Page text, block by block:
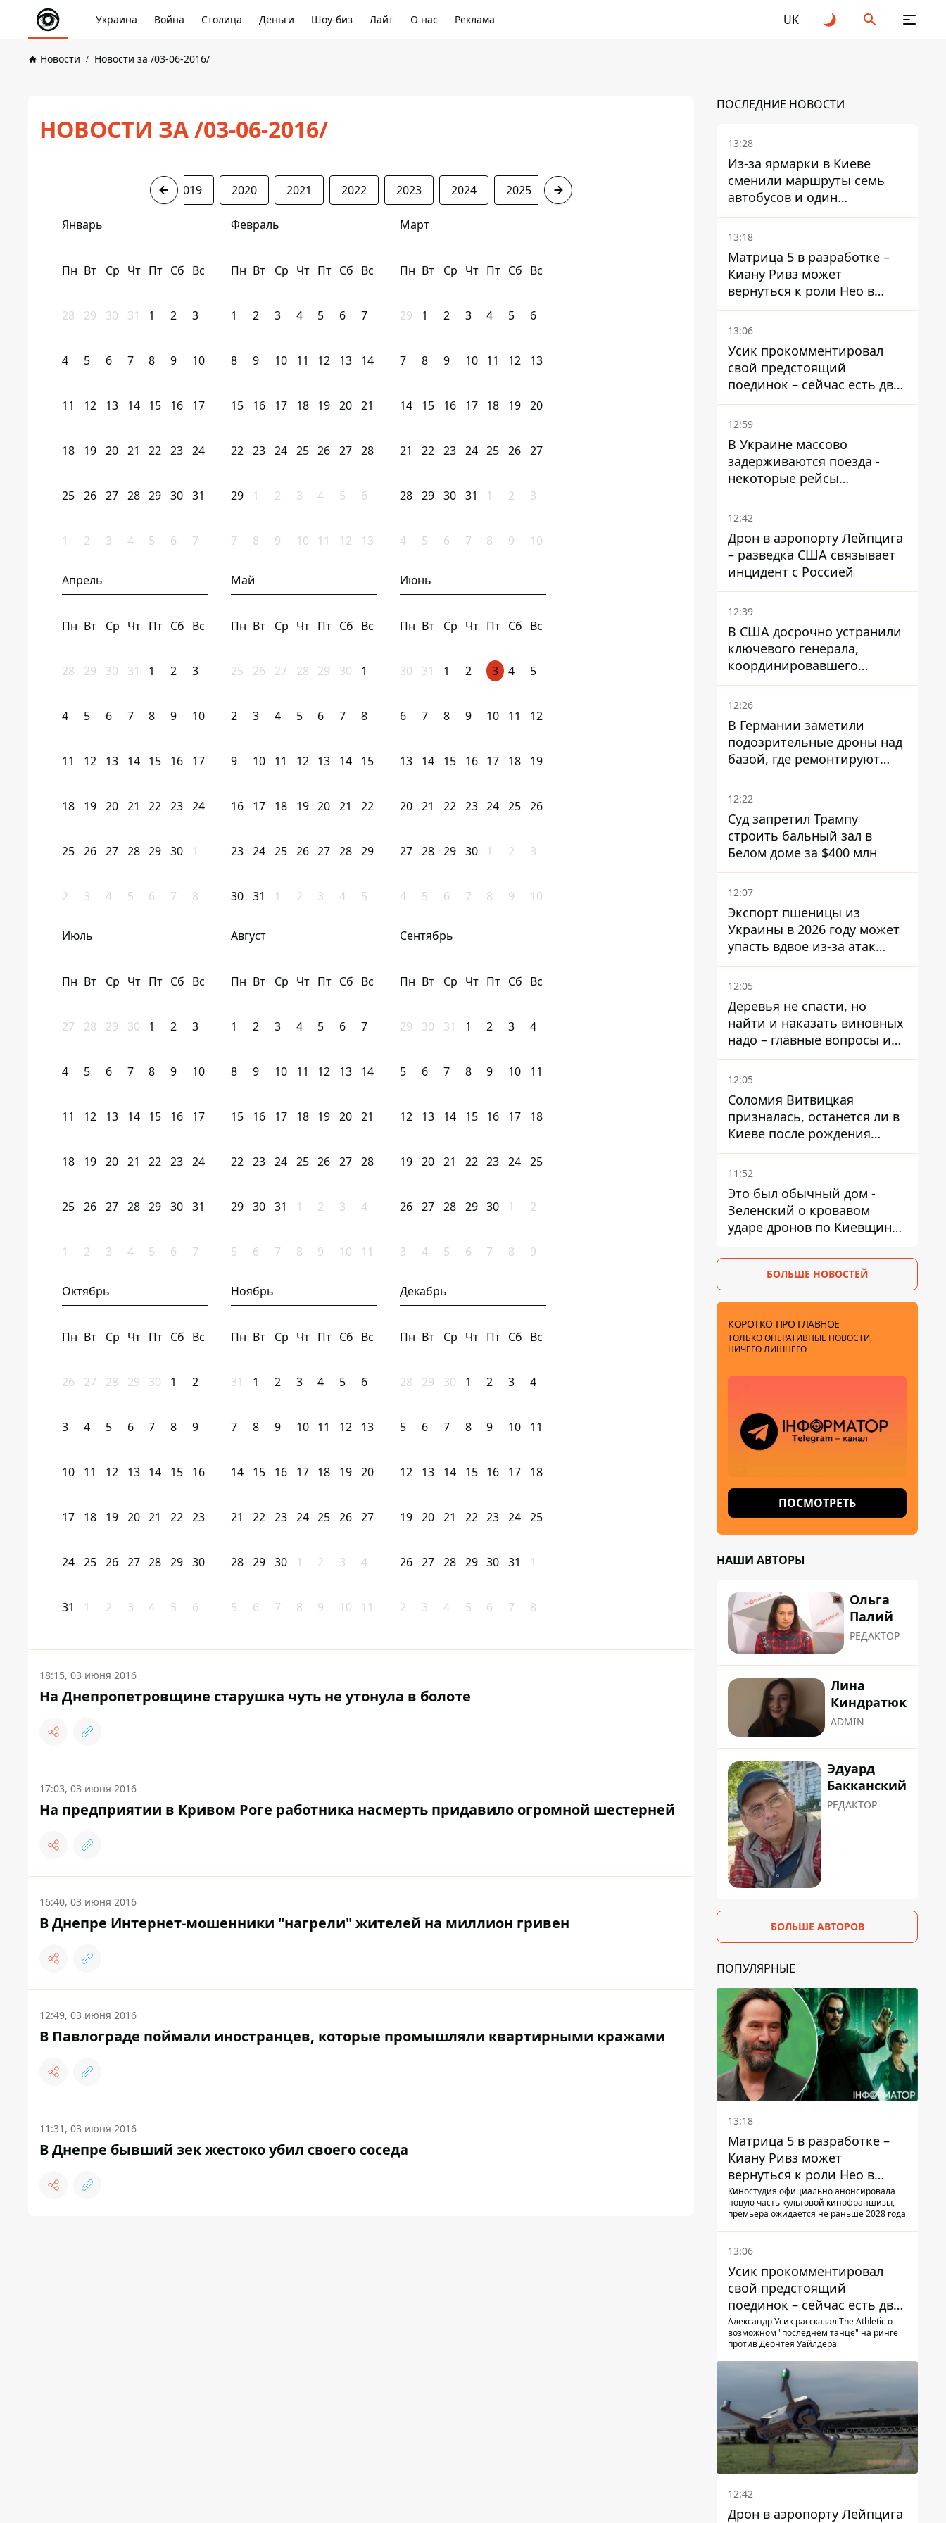
Украина Война Столица Деньги Шоу-биз Лайт О нас Реклама UK
Новости Новости за /03-06-2016/
НОВОСТИ ЗА /03-06-2016/
2019 2020 2021 2022 2023 2024 2025 2026
Январь
Пн Вт Ср Чт Пт Сб Вс
28 29 30 31 1 2 3
4 5 6 7 8 9 10
11 12 13 14 15 16 17
18 19 20 21 22 23 24
25 26 27 28 29 30 31
1 2 3 4 5 6 7
Февраль
Пн Вт Ср Чт Пт Сб Вс
1 2 3 4 5 6 7
8 9 10 11 12 13 14
15 16 17 18 19 20 21
22 23 24 25 26 27 28
29 1 2 3 4 5 6
7 8 9 10 11 12 13
Март
Пн Вт Ср Чт Пт Сб Вс
29 1 2 3 4 5 6
7 8 9 10 11 12 13
14 15 16 17 18 19 20
21 22 23 24 25 26 27
28 29 30 31 1 2 3
4 5 6 7 8 9 10
Апрель
Пн Вт Ср Чт Пт Сб Вс
28 29 30 31 1 2 3
4 5 6 7 8 9 10
11 12 13 14 15 16 17
18 19 20 21 22 23 24
25 26 27 28 29 30 1
2 3 4 5 6 7 8
Май
Пн Вт Ср Чт Пт Сб Вс
25 26 27 28 29 30 1
2 3 4 5 6 7 8
9 10 11 12 13 14 15
16 17 18 19 20 21 22
23 24 25 26 27 28 29
30 31 1 2 3 4 5
Июнь
Пн Вт Ср Чт Пт Сб Вс
30 31 1 2 3 4 5
6 7 8 9 10 11 12
13 14 15 16 17 18 19
20 21 22 23 24 25 26
27 28 29 30 1 2 3
4 5 6 7 8 9 10
Июль
Пн Вт Ср Чт Пт Сб Вс
27 28 29 30 1 2 3
4 5 6 7 8 9 10
11 12 13 14 15 16 17
18 19 20 21 22 23 24
25 26 27 28 29 30 31
1 2 3 4 5 6 7
Август
Пн Вт Ср Чт Пт Сб Вс
1 2 3 4 5 6 7
8 9 10 11 12 13 14
15 16 17 18 19 20 21
22 23 24 25 26 27 28
29 30 31 1 2 3 4
5 6 7 8 9 10 11
Сентябрь
Пн Вт Ср Чт Пт Сб Вс
29 30 31 1 2 3 4
5 6 7 8 9 10 11
12 13 14 15 16 17 18
19 20 21 22 23 24 25
26 27 28 29 30 1 2
3 4 5 6 7 8 9
Октябрь
Пн Вт Ср Чт Пт Сб Вс
26 27 28 29 30 1 2
3 4 5 6 7 8 9
10 11 12 13 14 15 16
17 18 19 20 21 22 23
24 25 26 27 28 29 30
31 1 2 3 4 5 6
Ноябрь
Пн Вт Ср Чт Пт Сб Вс
31 1 2 3 4 5 6
7 8 9 10 11 12 13
14 15 16 17 18 19 20
21 22 23 24 25 26 27
28 29 30 1 2 3 4
5 6 7 8 9 10 11
Декабрь
Пн Вт Ср Чт Пт Сб Вс
28 29 30 1 2 3 4
5 6 7 8 9 10 11
12 13 14 15 16 17 18
19 20 21 22 23 24 25
26 27 28 29 30 31 1
2 3 4 5 6 7 8
18:15, 03 июня 2016
На Днепропетровщине старушка чуть не утонула в болоте
17:03, 03 июня 2016
На предприятии в Кривом Роге работника насмерть придавило огромной шестерней
16:40, 03 июня 2016
В Днепре Интернет-мошенники "нагрели" жителей на миллион гривен
12:49, 03 июня 2016
В Павлограде поймали иностранцев, которые промышляли квартирными кражами
11:31, 03 июня 2016
В Днепре бывший зек жестоко убил своего соседа
ПОСЛЕДНИЕ НОВОСТИ
13:28
Из-за ярмарки в Киеве
сменили маршруты семь
автобусов и один
троллейбус
13:18
Матрица 5 в разработке –
Киану Ривз может
вернуться к роли Нео в
пятой части
13:06
Усик прокомментировал
свой предстоящий
поединок – сейчас есть два
варианта
12:59
В Украине массово
задерживаются поезда -
некоторые рейсы
опаздывают более чем на
12 часов
12:42
Дрон в аэропорту Лейпцига
– разведка США связывает
инцидент с Россией
12:39
В США досрочно устранили
ключевого генерала,
координировавшего
поддержку Украины -
причину умалчивают
12:26
В Германии заметили
подозрительные дроны над
базой, где ремонтируют
Patriot - СМИ
12:22
Суд запретил Трампу
строить бальный зал в
Белом доме за $400 млн
12:07
Экспорт пшеницы из
Украины в 2026 году может
упасть вдвое из-за атак
россиян по портам
12:05
Деревья не спасти, но
найти и наказать виновных
надо – главные вопросы и
выводы из конфликта на
Теремках
12:05
Соломия Витвицкая
призналась, останется ли в
Киеве после рождения
ребенка
11:52
Это был обычный дом -
Зеленский о кровавом
ударе дронов по Киевщине,
бабушка и их малолетний
БОЛЬШЕ НОВОСТЕЙ
КОРОТКО ПРО ГЛАВНОЕ
ТОЛЬКО ОПЕРАТИВНЫЕ НОВОСТИ,
НИЧЕГО ЛИШНЕГО
ПОСМОТРЕТЬ
НАШИ АВТОРЫ
Ольга
Палий
РЕДАКТОР
Лина
Киндратюк
ADMIN
Эдуард
Бакканский
РЕДАКТОР
БОЛЬШЕ АВТОРОВ
ПОПУЛЯРНЫЕ
13:18
Матрица 5 в разработке –
Киану Ривз может
вернуться к роли Нео в
пятой части
Киностудия официально анонсировала
новую часть культовой кинофраншизы,
премьера ожидается не раньше 2028 года
13:06
Усик прокомментировал
свой предстоящий
поединок – сейчас есть два
варианта
Александр Усик рассказал The Athletic о
возможном "последнем танце" на ринге
против Деонтея Уайлдера
12:42
Дрон в аэропорту Лейпцига